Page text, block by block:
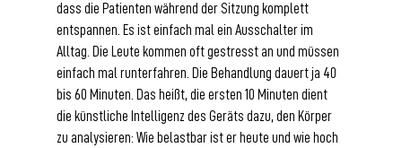
dass die Patienten während der Sitzung komplett
entspannen. Es ist einfach mal ein Ausschalter im
Alltag. Die Leute kommen oft gestresst an und müssen
einfach mal runterfahren. Die Behandlung dauert ja 40
bis 60 Minuten. Das heißt, die ersten 10 Minuten dient
die künstliche Intelligenz des Geräts dazu, den Körper
zu analysieren: Wie belastbar ist er heute und wie hoch